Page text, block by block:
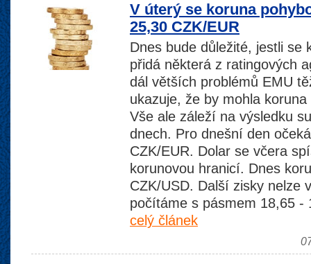
V úterý se koruna
25,30 CZK/EUR
Dnes bude důležité, jestli se
přidá některá z ratingových
dál větších problémů EMU
ukazuje, že by mohla
Vše ale záleží na výsledku
dnech. Pro dnešní den
CZK/EUR. Dolar se včera
korunovou hranicí. Dnes
CZK/USD. Další zisky nelze
počítáme s pásmem 18,65 -
celý článek